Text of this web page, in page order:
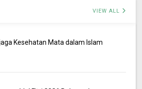
VIEW ALL
Kesehatan Mata dalam Islam